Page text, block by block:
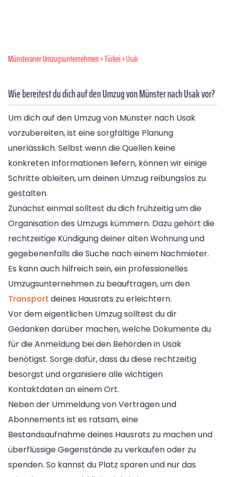
Münsteraner Umzugsunternehmen»Türkei» Usak
Wie bereitest du dich auf den Umzug von Münster nach Usak vor?
Um dich auf den Umzug von Münster nach Usak
vorzubereiten, ist eine sorgfältige Planung
unerlässlich. Selbst wenn die Quellen keine
konkreten Informationen liefern, können wir einige
Schritte ableiten, um deinen Umzug reibungslos zu
gestalten.
Zunächst einmal solltest du dich frühzeitig um die
Organisation des Umzugs kümmern. Dazu gehört die
rechtzeitige Kündigung deiner alten Wohnung und
gegebenenfalls die Suche nach einem Nachmieter.
Es kann auch hilfreich sein, ein professionelles
Umzugsunternehmen zu beauftragen, um den
Transport deines Hausrats zu erleichtern.
Vor dem eigentlichen Umzug solltest du dir
Gedanken darüber machen, welche Dokumente du
für die Anmeldung bei den Behörden in Usak
benötigst. Sorge dafür, dass du diese rechtzeitig
besorgst und organisiere alle wichtigen
Kontaktdaten an einem Ort.
Neben der Ummeldung von Verträgen und
Abonnements ist es ratsam, eine
Bestandsaufnahme deines Hausrats zu machen und
überflüssige Gegenstände zu verkaufen oder zu
spenden. So kannst du Platz sparen und nur das